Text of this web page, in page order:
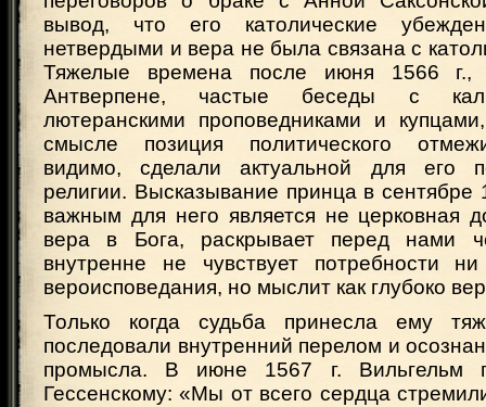
вывод, что его католические
нетвердыми и вера не была связана с
Тяжелые времена после июня 1566
Антверпене, частые беседы с
лютеранскими проповедниками и
смысле позиция политического
видимо, сделали актуальной для его
религии. Высказывание принца в сентябре
важным для него является не церковная
вера в Бога, раскрывает перед нами
внутренне не чувствует потребности
вероисповедания, но мыслит как глубоко
Только когда судьба принесла ему
последовали внутренний перелом и
промысла. В июне 1567 г. Вильгельм
Гессенскому: «Мы от всего сердца